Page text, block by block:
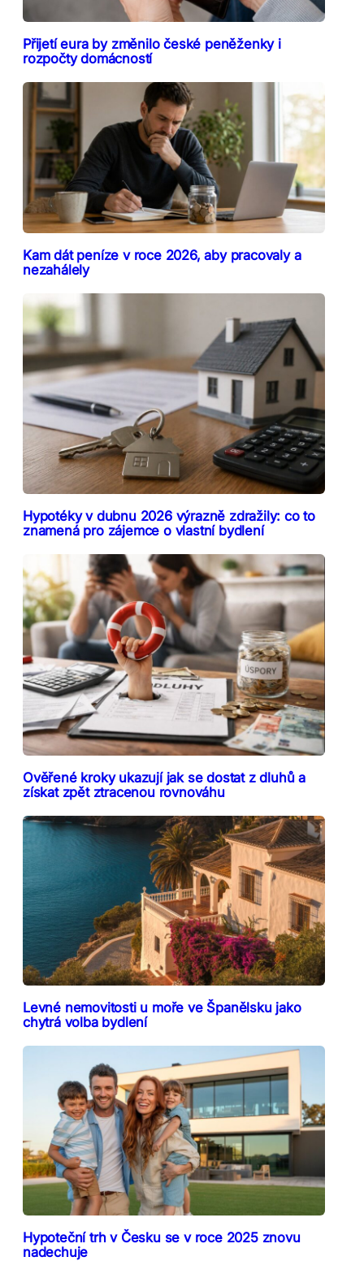
Přijetí eura by změnilo české peněženky i
rozpočty domácností
Kam dát peníze v roce 2026, aby pracovaly a
nezahálely
Hypotéky v dubnu 2026 výrazně zdražily: co to
znamená pro zájemce o vlastní bydlení
Ověřené kroky ukazují jak se dostat z dluhů a
získat zpět ztracenou rovnováhu
Levné nemovitosti u moře ve Španělsku jako
chytrá volba bydlení
Hypoteční trh v Česku se v roce 2025 znovu
nadechuje